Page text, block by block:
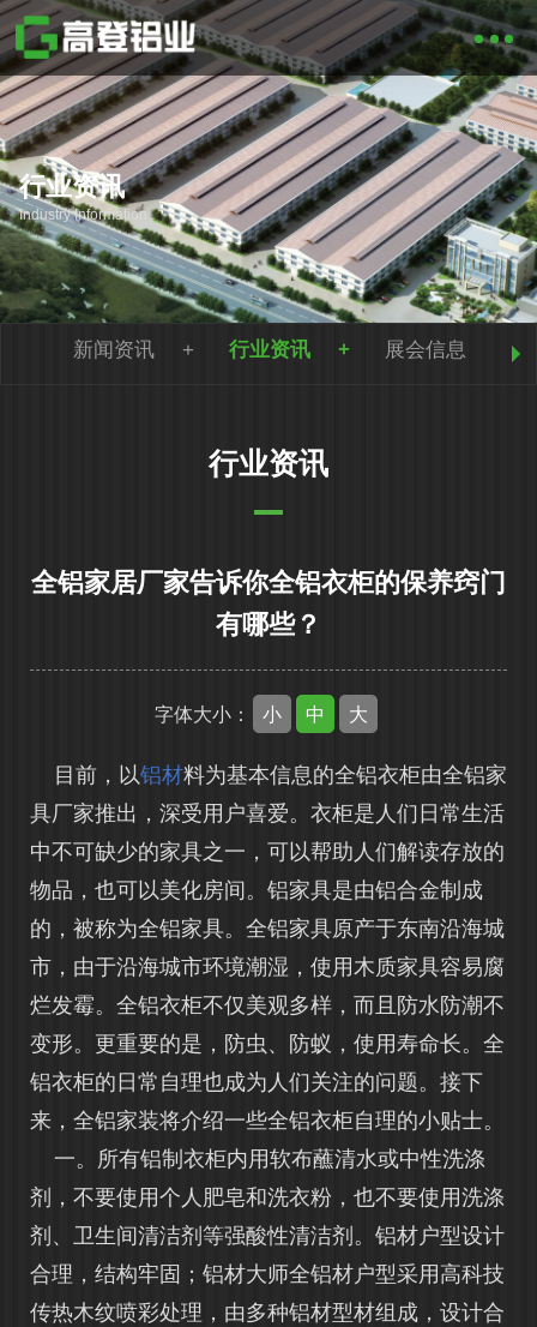
行业资讯
Industry Information
新闻资讯 行业资讯 展会信息
行业资讯
全铝家居厂家告诉你全铝衣柜的保养窍门
有哪些？
字体大小： 小 中 大
目前，以铝材料为基本信息的全铝衣柜由全铝家
具厂家推出，深受用户喜爱。衣柜是人们日常生活
中不可缺少的家具之一，可以帮助人们解读存放的
物品，也可以美化房间。铝家具是由铝合金制成
的，被称为全铝家具。全铝家具原产于东南沿海城
市，由于沿海城市环境潮湿，使用木质家具容易腐
烂发霉。全铝衣柜不仅美观多样，而且防水防潮不
变形。更重要的是，防虫、防蚁，使用寿命长。全
铝衣柜的日常自理也成为人们关注的问题。接下
来，全铝家装将介绍一些全铝衣柜自理的小贴士。
一。所有铝制衣柜内用软布蘸清水或中性洗涤
剂，不要使用个人肥皂和洗衣粉，也不要使用洗涤
剂、卫生间清洁剂等强酸性清洁剂。铝材户型设计
合理，结构牢固；铝材大师全铝材户型采用高科技
传热木纹喷彩处理，由多种铝材型材组成，设计合